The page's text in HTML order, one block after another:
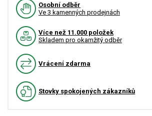
Osobní odběr
Ve 3 kamenných prodejnách
Více než 11.000 položek
Skladem pro okamžitý odběr
Vrácení zdarma
Stovky spokojených zákazníků